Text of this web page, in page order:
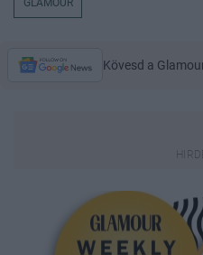
Kövesd a